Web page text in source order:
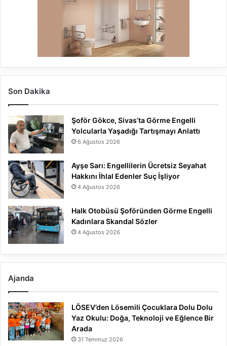
Son Dakika
Şoför Gökce, Sivas’ta Görme Engelli
Yolcularla Yaşadığı Tartışmayı Anlattı
6 Ağustos 2026
Ayşe Sarı: Engellilerin Ücretsiz Seyahat
Hakkını İhlal Edenler Suç İşliyor
4 Ağustos 2026
Halk Otobüsü Şoföründen Görme Engelli
Kadınlara Skandal Sözler
4 Ağustos 2026
Ajanda
LÖSEV’den Lösemili Çocuklara Dolu Dolu
Yaz Okulu: Doğa, Teknoloji ve Eğlence Bir
Arada
31 Temmuz 2026